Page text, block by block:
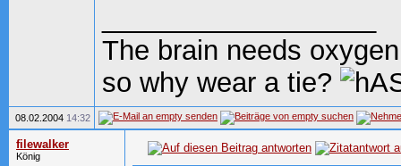
The brain needs
so why wear a tie?
08.02.2004 14:32
filewalker
König